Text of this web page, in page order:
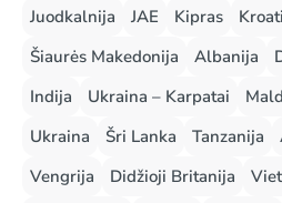
Juodkalnija
JAE Kipras
Šiaurės Makedonija
Albanija
Indija
Ukraina – Karpatai
Ukraina
Šri Lanka Tanzanija
Vengrija
Didžioji Britanija